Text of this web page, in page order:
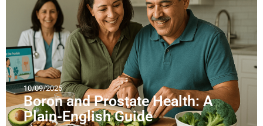
10/09/2025
Boron and Prostate Health: A
Plain-English Guide